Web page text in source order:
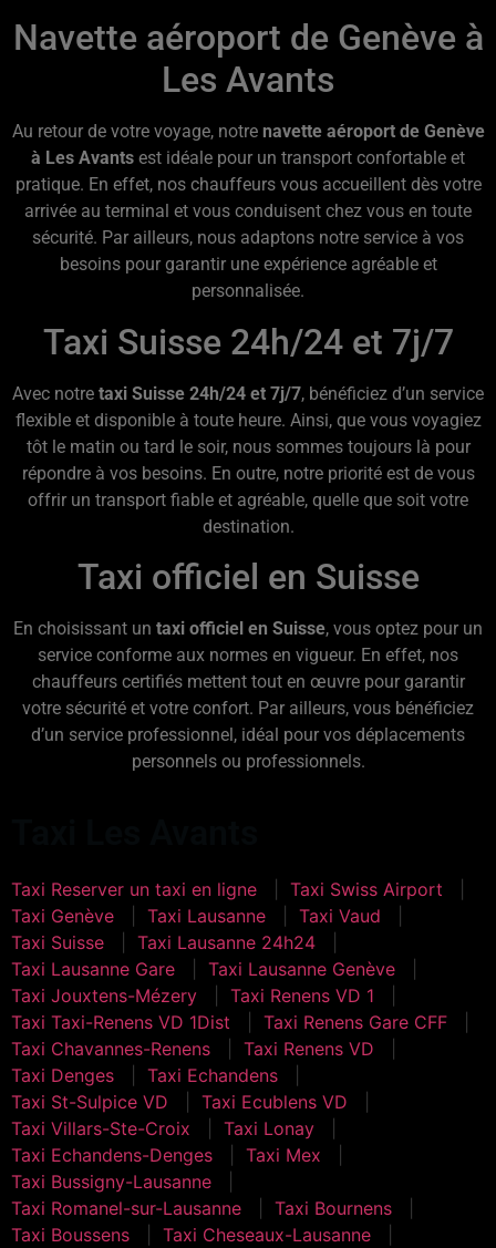
Navette aéroport de Genève à
Les Avants
Au retour de votre voyage, notre navette aéroport de Genève
à Les Avants est idéale pour un transport confortable et
pratique. En effet, nos chauffeurs vous accueillent dès votre
arrivée au terminal et vous conduisent chez vous en toute
sécurité. Par ailleurs, nous adaptons notre service à vos
besoins pour garantir une expérience agréable et
personnalisée.
Taxi Suisse 24h/24 et 7j/7
Avec notre taxi Suisse 24h/24 et 7j/7, bénéficiez d’un service
flexible et disponible à toute heure. Ainsi, que vous voyagiez
tôt le matin ou tard le soir, nous sommes toujours là pour
répondre à vos besoins. En outre, notre priorité est de vous
offrir un transport fiable et agréable, quelle que soit votre
destination.
Taxi officiel en Suisse
En choisissant un taxi officiel en Suisse, vous optez pour un
service conforme aux normes en vigueur. En effet, nos
chauffeurs certifiés mettent tout en œuvre pour garantir
votre sécurité et votre confort. Par ailleurs, vous bénéficiez
d’un service professionnel, idéal pour vos déplacements
personnels ou professionnels.
Taxi Reserver un taxi en ligne
Taxi Swiss Airport
Taxi Genève
Taxi Lausanne
Taxi Vaud
Taxi Suisse
Taxi Lausanne 24h24
Taxi Lausanne Gare
Taxi Lausanne Genève
Taxi Jouxtens-Mézery
Taxi Renens VD 1
Taxi Taxi-Renens VD 1Dist
Taxi Renens Gare CFF
Taxi Chavannes-Renens
Taxi Renens VD
Taxi Denges
Taxi Echandens
Taxi St-Sulpice VD
Taxi Ecublens VD
Taxi Villars-Ste-Croix
Taxi Lonay
Taxi Echandens-Denges
Taxi Mex
Taxi Bussigny-Lausanne
Taxi Romanel-sur-Lausanne
Taxi Bournens
Taxi Boussens
Taxi Cheseaux-Lausanne